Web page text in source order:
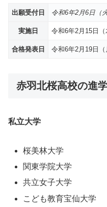
出願受付日 令和6年2月6日（
実施日 令和6年2月15日（
合格発表日 令和6年2月19日（
赤羽北桜高校の進
私立大学
桜美林大学
関東学院大学
共立女子大学
こども教育宝仙大学